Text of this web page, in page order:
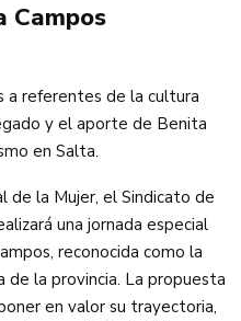
Campos
a referentes de la cultura
y el aporte de Benita
en Salta.
de la Mujer, el Sindicato de
una jornada especial
reconocida como la
la provincia. La propuesta
en valor su trayectoria,